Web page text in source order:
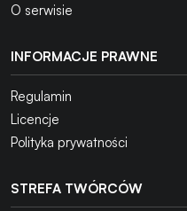
O serwisie
INFORMACJE PRAWNE
Regulamin
Licencje
Polityka prywatności
STREFA TWÓRCÓW